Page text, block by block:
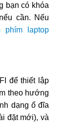
bạn có khóa
cần. Nếu
phím laptop
để thiết lập
theo hướng
dạng ổ đĩa
đặt mới), và